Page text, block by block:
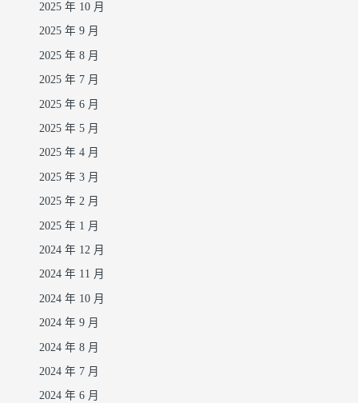
2025 年 10 月
2025 年 9 月
2025 年 8 月
2025 年 7 月
2025 年 6 月
2025 年 5 月
2025 年 4 月
2025 年 3 月
2025 年 2 月
2025 年 1 月
2024 年 12 月
2024 年 11 月
2024 年 10 月
2024 年 9 月
2024 年 8 月
2024 年 7 月
2024 年 6 月